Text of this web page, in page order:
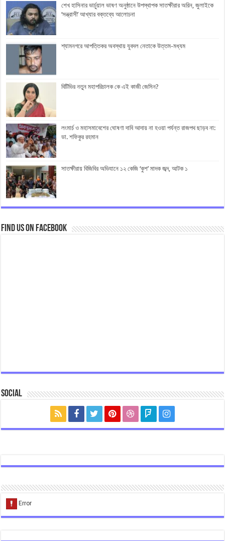
শেখ হাসিনার ভার্চুয়াল ভাষণ অনুষ্ঠানে উপস্থাপক সাতক্ষীরার অরিন, জুলাইকে
‘সন্ত্রাসী’ আখ্যার বক্তব্যে আলোচনা
শ্যামনগরে আপত্তিকর অবস্থায় যুবদল নেতাকে উত্তম-মধ্যম
বিটিভির নতুন মহাপরিচালক কে এই কাজী জেসিন?
লংমার্চ ও মহাসমাবেশের ঘোষণা দাবি আদায় না হওয়া পর্যন্ত রাজপথ ছাড়ব না:
ডা. শফিকুর রহমান
সাতক্ষীরায় বিজিবির অভিযানে ১২ কেজি ‘কুশ’ মাদক জব্দ, আটক ১
Find us on Facebook
Social